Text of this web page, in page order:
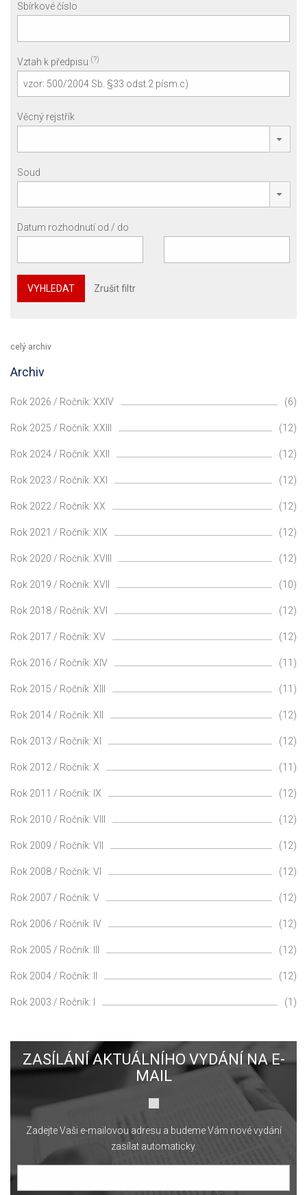
Sbírkové číslo
Vztah k předpisu (?)
Věcný rejstřík
Soud
Datum rozhodnutí od / do
VYHLEDAT Zrušit filtr
celý archiv
Archiv
Rok 2026 / Ročník: XXIV (6)
Rok 2025 / Ročník: XXIII (12)
Rok 2024 / Ročník: XXII (12)
Rok 2023 / Ročník: XXI (12)
Rok 2022 / Ročník: XX (12)
Rok 2021 / Ročník: XIX (12)
Rok 2020 / Ročník: XVIII (12)
Rok 2019 / Ročník: XVII (10)
Rok 2018 / Ročník: XVI (12)
Rok 2017 / Ročník: XV (12)
Rok 2016 / Ročník: XIV (11)
Rok 2015 / Ročník: XIII (11)
Rok 2014 / Ročník: XII (12)
Rok 2013 / Ročník: XI (12)
Rok 2012 / Ročník: X (11)
Rok 2011 / Ročník: IX (12)
Rok 2010 / Ročník: VIII (12)
Rok 2009 / Ročník: VII (12)
Rok 2008 / Ročník: VI (12)
Rok 2007 / Ročník: V (12)
Rok 2006 / Ročník: IV (12)
Rok 2005 / Ročník: III (12)
Rok 2004 / Ročník: II (12)
Rok 2003 / Ročník: I (1)
ZASÍLÁNÍ AKTUÁLNÍHO VYDÁNÍ NA E-
MAIL
Zadejte Vaši e-mailovou adresu a budeme Vám nové vydání
zasílat automaticky.